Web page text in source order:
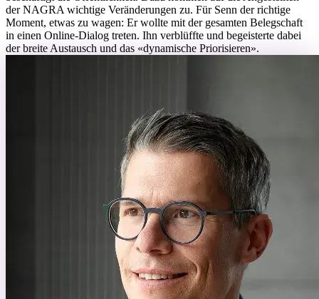
der NAGRA wichtige Veränderungen zu. Für Senn der richtige
Moment, etwas zu wagen: Er wollte mit der gesamten Belegschaft
in einen Online-Dialog treten. Ihn verblüffte und begeisterte dabei
der breite Austausch und das «dynamische Priorisieren».